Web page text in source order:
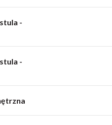
-
-